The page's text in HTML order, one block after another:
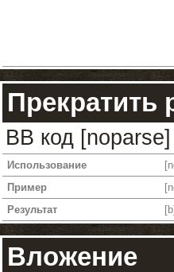
Прекратить
BB код
Использование
Пример
Результат
Вложение